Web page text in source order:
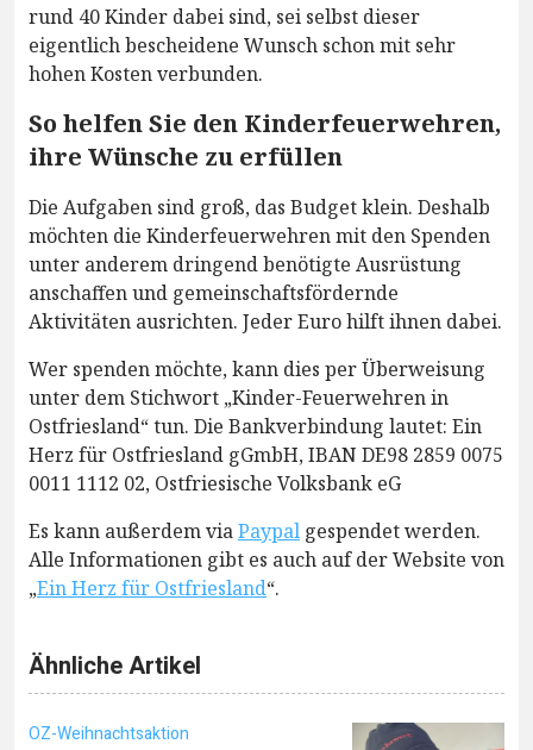
rund 40 Kinder dabei sind, sei selbst dieser
eigentlich bescheidene Wunsch schon mit sehr
hohen Kosten verbunden.
So helfen Sie den Kinderfeuerwehren,
ihre Wünsche zu erfüllen
Die Aufgaben sind groß, das Budget klein. Deshalb
möchten die Kinderfeuerwehren mit den Spenden
unter anderem dringend benötigte Ausrüstung
anschaffen und gemeinschaftsfördernde
Aktivitäten ausrichten. Jeder Euro hilft ihnen dabei.
Wer spenden möchte, kann dies per Überweisung
unter dem Stichwort „Kinder-Feuerwehren in
Ostfriesland“ tun. Die Bankverbindung lautet: Ein
Herz für Ostfriesland gGmbH, IBAN DE98 2859 0075
0011 1112 02, Ostfriesische Volksbank eG
Es kann außerdem viaPaypal gespendet werden.
Alle Informationen gibt es auch auf der Website von
„Ein Herz für Ostfriesland“.
Ähnliche Artikel
OZ-Weihnachtsaktion